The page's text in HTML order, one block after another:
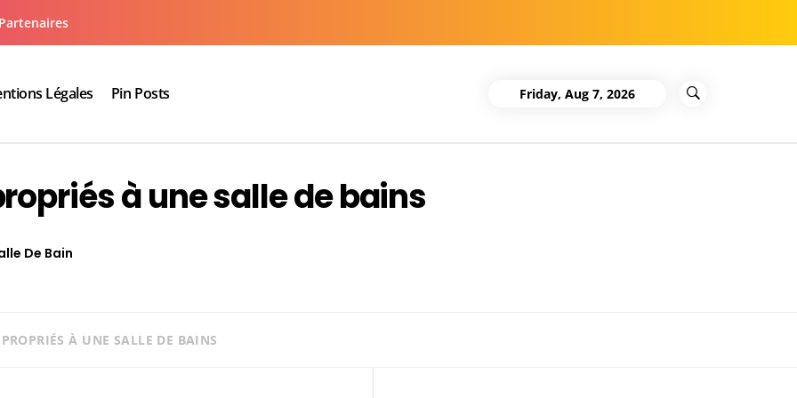
Partenaires
Légales Pin Posts Friday, Aug 7, 2026
à une salle de bains
De Bain
À UNE SALLE DE BAINS